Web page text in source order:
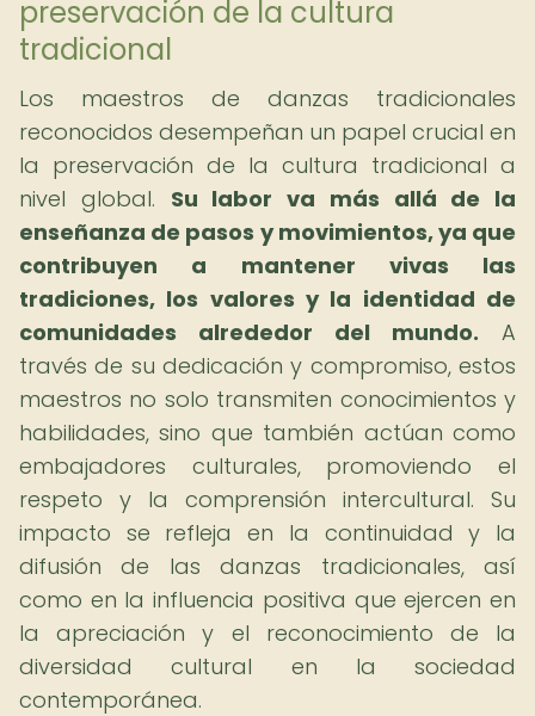
preservación de la cultura
tradicional
Los maestros de danzas tradicionales
reconocidos desempeñan un papel crucial en
la preservación de la cultura tradicional a
nivel global. Su labor va más allá de la
enseñanza de pasos y movimientos, ya que
contribuyen a mantener vivas las
tradiciones, los valores y la identidad de
comunidades alrededor del mundo. A
través de su dedicación y compromiso, estos
maestros no solo transmiten conocimientos y
habilidades, sino que también actúan como
embajadores culturales, promoviendo el
respeto y la comprensión intercultural. Su
impacto se refleja en la continuidad y la
difusión de las danzas tradicionales, así
como en la influencia positiva que ejercen en
la apreciación y el reconocimiento de la
diversidad cultural en la sociedad
contemporánea.